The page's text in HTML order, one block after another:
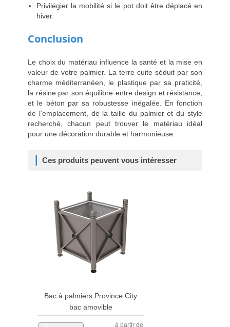
Privilégier la mobilité si le pot doit être déplacé en
hiver.
Conclusion
Le choix du matériau influence la santé et la mise en
valeur de votre palmier. La terre cuite séduit par son
charme méditerranéen, le plastique par sa praticité,
la résine par son équilibre entre design et résistance,
et le béton par sa robustesse inégalée. En fonction
de l'emplacement, de la taille du palmier et du style
recherché, chacun peut trouver le matériau idéal
pour une décoration durable et harmonieuse.
Ces produits peuvent vous intéresser
Bac à palmiers Province City
bac amovible
à partir de